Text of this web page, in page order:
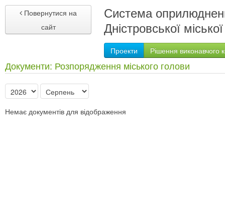
Повернутися на
сайт
Система
Дністровської
Проекти Рішення виконавчого
Документи: Розпорядження міського голови
Немає документів для відображення